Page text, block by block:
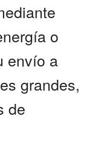
o
envío a
grandes,
de